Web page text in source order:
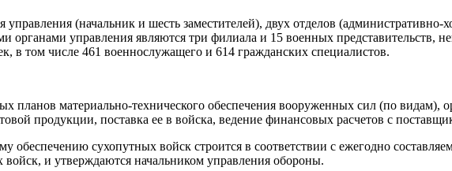
(начальник и шесть заместителей), двух отделов
управления являются три филиала и 15 военных представительств,
в том числе 461 военнослужащего и 614 гражданских специалистов.
планов материально-технического обеспечения вооруженных сил (по видам),
продукции, поставка ее в войска, ведение финансовых расчетов с
обеспечению сухопутных войск строится в соответствии с ежегодно
и утверждаются начальником управления обороны.